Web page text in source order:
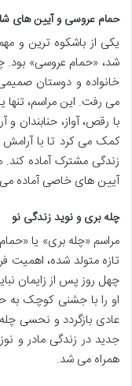
حمام عروسی و آیین های
یکی از باشکوه ترین و
شد، «حمام عروسی»
خانواده و دوستان
می رفت. این مراسم،
با رقص، آواز،
کمک می کرد تا با آرامش
زندگی مشترک آماده کند.
آیین های خاصی آماده
چله بری و نوید زندگی نو
مراسم «چله بری» یا
تازه متولد شده، اهمیت
چهل روز پس از زایمان
او را با جشنی کوچک به
عادی بازگردد و نحسی
جدید در زندگی مادر و
همراه می شد.